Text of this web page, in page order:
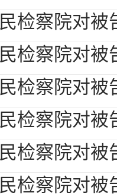
检察院对被
检察院对被
检察院对被
检察院对被
检察院对被
检察院对被